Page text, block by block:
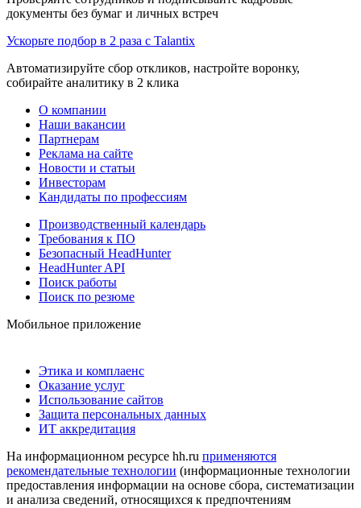
документы без бумаг и личных встреч
Ускорьте подбор в 2 раза с Talantix
Автоматизируйте сбор откликов, настройте воронку,
собирайте аналитику в 2 клика
О компании
Наши вакансии
Партнерам
Реклама на сайте
Новости и статьи
Инвесторам
Кандидаты по профессиям
Производственный календарь
Требования к ПО
Безопасный HeadHunter
HeadHunter API
Поиск работы
Поиск по резюме
Мобильное приложение
Этика и комплаенс
Оказание услуг
Использование сайтов
Защита персональных данных
ИТ аккредитация
На информационном ресурсе hh.ru применяются
рекомендательные технологии (информационные технологии
предоставления информации на основе сбора, систематизации
и анализа сведений, относящихся к предпочтениям